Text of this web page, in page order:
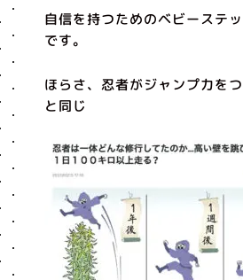
自信を持つためのベビーステ
です。
ほらさ、忍者がジャンプ力を
と同じ